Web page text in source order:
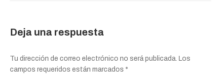
Deja una respuesta
Tu dirección de correo electrónico no será publicada. Los
campos requeridos están marcados *